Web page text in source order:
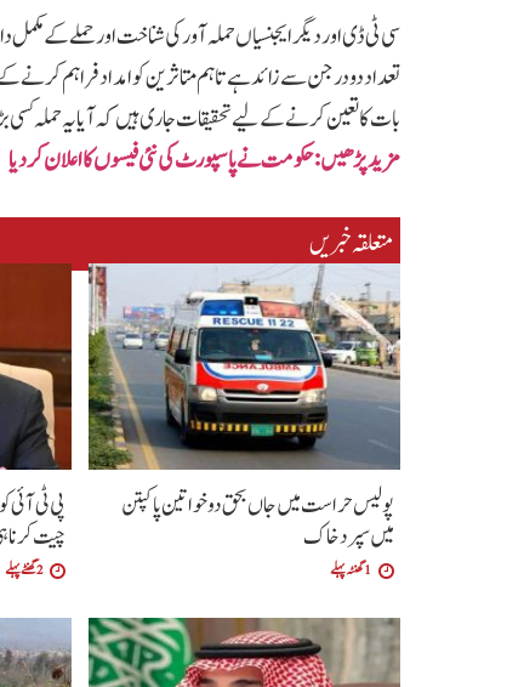
تعداد دو درجن سے زائد ہے تاہم متاثرین کو امداد فراہم کرنے
بات کا تعین کرنے کے لیے تحقیقات جاری ہیں کہ آیا یہ حملہ
مزید پڑھیں: حکومت نے پاسپورٹ کی نئی فیسوں کا اعلان کردیا
متعلقہ خبریں
پولیس حراست میں جاں بحق دو خواتین پاکپتن
میں سپرد خاک
1 گھنٹہ پہلے
پی ٹی
چیت کرنا
2 گھنٹے پہلے